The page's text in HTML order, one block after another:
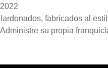
fabricados al
su propia